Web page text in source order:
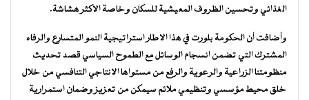
الغذائي وتحسين الظروف المعيشية للسكان وخاصة الاكثر هشاشة.
وأضافت أن الحكومة بلورت في هذا الاطار استراتيجية النمو المتسارع والرفاه
المشترك التي تضمن انسجام الوسائل مع الطموح السياسي قصد تحديث
منظومتنا الزراعية والرعوية والرفع من مستواها الانتاجي التنافسي من خلال
خلق محيط مؤسسي وتنظيمي ملائم سيمكن من تعزيز وضمان استمرارية